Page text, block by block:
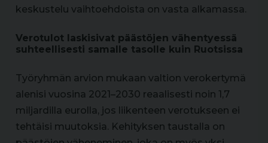
keskustelu vaihtoehdoista on vasta alkamassa.
Verotulot laskisivat päästöjen vähentyessä
suhteellisesti samalle tasolle kuin Ruotsissa
Työryhmän arvion mukaan valtion verokertymä
alenisi vuosina 2021–2030 reaalisesti noin 1,7
miljardilla eurolla, jos liikenteen verotukseen ei
tehtäisi muutoksia. Kehityksen taustalla on